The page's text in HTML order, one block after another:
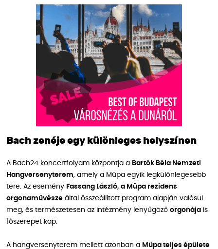
Bach zenéje egy különleges helyszínen
A Bach24 koncertfolyam központja a Bartók Béla Nemzeti
Hangversenyterem, amely a Müpa egyik legkülönlegesebb
tere. Az esemény Fassang László, a Müpa rezidens
orgonaművésze által összeállított program alapján valósul
meg, és természetesen az intézmény lenyűgöző orgonája is
főszerepet kap.
A hangversenyterem mellett azonban a Müpa teljes épülete